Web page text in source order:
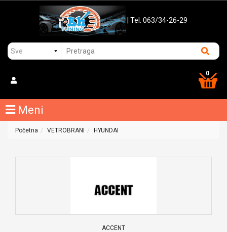
| Tel. 063/34-26-29
0
Meni
Početna VETROBRANI HYUNDAI
ACCENT